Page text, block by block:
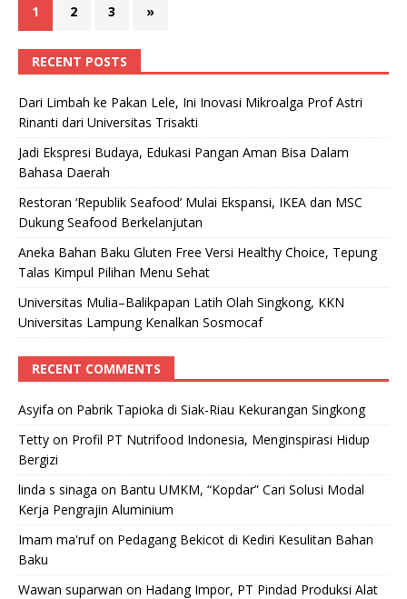
1 2 3 »
RECENT POSTS
Dari Limbah ke Pakan Lele, Ini Inovasi Mikroalga Prof Astri
Rinanti dari Universitas Trisakti
Jadi Ekspresi Budaya, Edukasi Pangan Aman Bisa Dalam
Bahasa Daerah
Restoran ‘Republik Seafood’ Mulai Ekspansi, IKEA dan MSC
Dukung Seafood Berkelanjutan
Aneka Bahan Baku Gluten Free Versi Healthy Choice, Tepung
Talas Kimpul Pilihan Menu Sehat
Universitas Mulia–Balikpapan Latih Olah Singkong, KKN
Universitas Lampung Kenalkan Sosmocaf
RECENT COMMENTS
Asyifa on Pabrik Tapioka di Siak-Riau Kekurangan Singkong
Tetty on Profil PT Nutrifood Indonesia, Menginspirasi Hidup
Bergizi
linda s sinaga on Bantu UMKM, “Kopdar” Cari Solusi Modal
Kerja Pengrajin Aluminium
Imam ma'rufon Pedagang Bekicot di Kediri Kesulitan Bahan
Baku
Wawan suparwan on Hadang Impor, PT Pindad Produksi Alat